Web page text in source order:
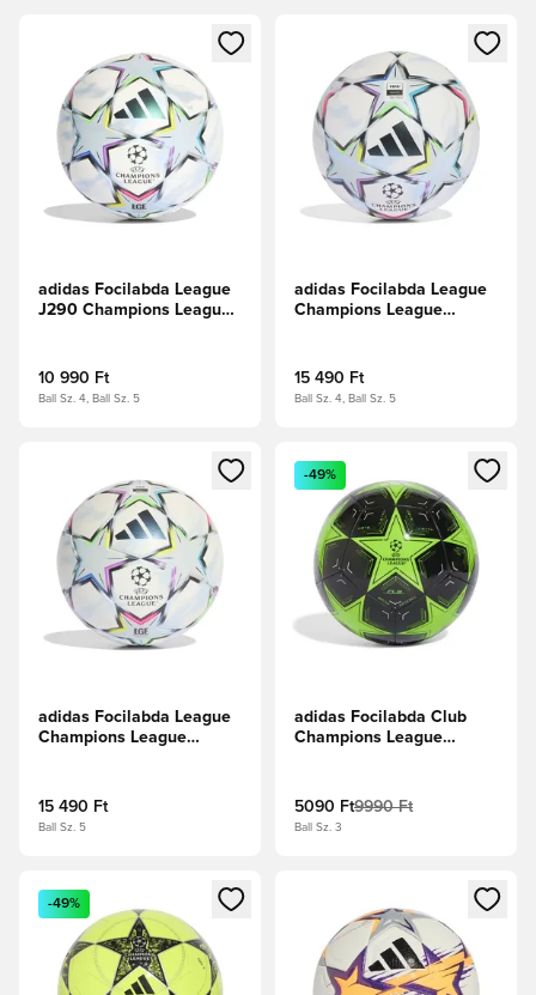
Megnyit egy modált a bejelentkezéshez vagy a tagként
adidas Focilabda League
J290 Champions League
10 990 Ft
Ball Sz. 4, Ball Sz. 5
Megnyit egy modált a
adidas Focilabda League
Champions League
15 490 Ft
Ball Sz. 4, Ball Sz. 5
Megnyit egy modált a bejelentkezéshez vagy a tagként
adidas Focilabda League
Champions League
15 490 Ft
Ball Sz. 5
Megnyit egy modált a
-49%
adidas Focilabda Club
Champions League
5090 Ft9990 Ft
Ball Sz. 3
Megnyit egy modált a bejelentkezéshez vagy a tagként
-49%
Megnyit egy modált a